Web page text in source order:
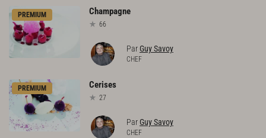
PREMIUM Champagne
66
ParGuy Savoy
CHEF
PREMIUM Cerises
27
ParGuy Savoy
CHEF